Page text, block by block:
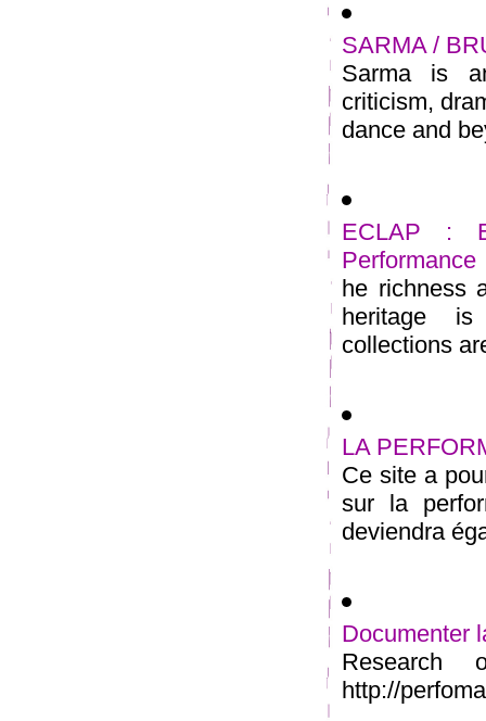
SARMA /
Sarma is
criticism,
dance and
ECLAP :
Performance
he richness
heritage is
collections
LA
Ce site a
sur la
deviendra
Documenter
http://